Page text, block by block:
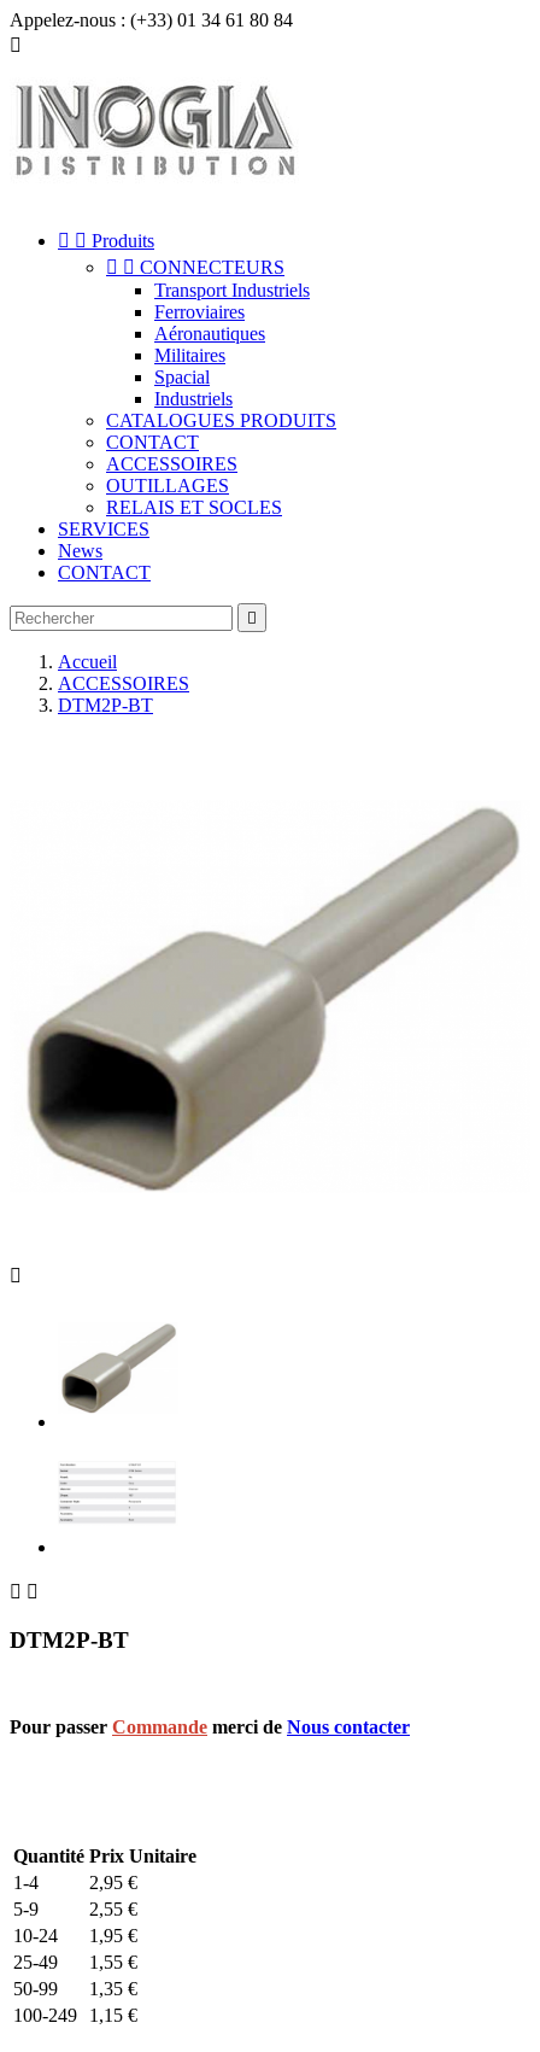
Appelez-nous : (+33) 01 34 61 80 84

  Produits
  CONNECTEURS
Transport Industriels
Ferroviaires
Aéronautiques
Militaires
Spacial
Industriels
CATALOGUES PRODUITS
CONTACT
ACCESSOIRES
OUTILLAGES
RELAIS ET SOCLES
SERVICES
News
CONTACT

Accueil
ACCESSOIRES
DTM2P-BT

 
DTM2P-BT
Pour passer Commande merci de Nous contacter
Quantité Prix Unitaire
1-4
2,95 €
5-9
2,55 €
10-24
1,95 €
25-49
1,55 €
50-99
1,35 €
100-249
1,15 €